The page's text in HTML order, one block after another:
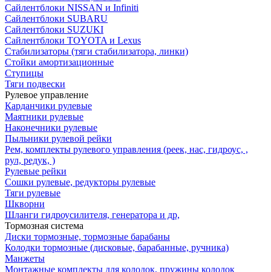
Сайлентблоки NISSAN и Infiniti
Сайлентблоки SUBARU
Сайлентблоки SUZUKI
Сайлентблоки TOYOTA и Lexus
Стабилизаторы (тяги стабилизатора, линки)
Стойки амортизационные
Ступицы
Тяги подвески
Рулевое управление
Карданчики рулевые
Маятники рулевые
Наконечники рулевые
Пыльники рулевой рейки
Рем, комплекты рулевого управления (реек, нас, гидроус, ,
рул, редук, )
Рулевые рейки
Сошки рулевые, редукторы рулевые
Тяги рулевые
Шкворни
Шланги гидроусилителя, генератора и др,
Тормозная система
Диски тормозные, тормозные барабаны
Колодки тормозные (дисковые, барабанные, ручника)
Манжеты
Монтажные комплекты для колодок, пружины колодок